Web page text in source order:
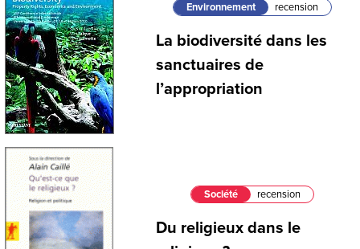
Environnement recension
La biodiversité dans les
sanctuaires de
l’appropriation
Société recension
Du religieux dans le